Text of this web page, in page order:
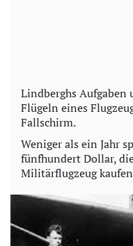
Lindberghs Aufgaben
Flügeln eines
Fallschirm.
Weniger als ein Jahr
fünfhundert Dollar,
Militärflugzeug